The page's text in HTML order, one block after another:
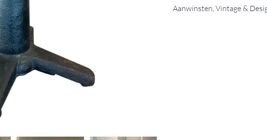
Aanwinsten,Vintage &